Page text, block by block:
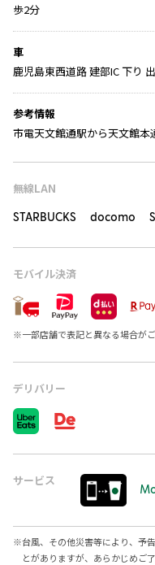
歩2分
車
鹿児島東西道路 建部IC 下り
参考情報
市電天文館通駅から天文館本
無線LAN
STARBUCKS docomo
モバイル決済
※一部店舗で表記と異なる場合が
デリバリー
サービス
※台風、その他災害等により、予
とがありますが、あらかじめご了